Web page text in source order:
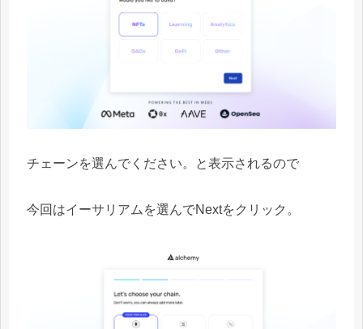
チェーンを選んでください。と表示されるので
今回はイーサリアムを選んでNextをクリック。